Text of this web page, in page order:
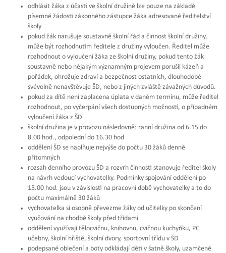
odhlásit žáka z účasti ve školní družině lze pouze na základě
písemné žádosti zákonného zástupce žáka adresované ředitelství
školy
pokud žák narušuje soustavně školní řád a činnost školní družiny,
může být rozhodnutím ředitele z družiny vyloučen. Ředitel může
rozhodnout o vyloučení žáka ze školní družiny, pokud tento žák
soustavně nebo nějakým významným projevem porušil kázeň a
pořádek, ohrožuje zdraví a bezpečnost ostatních, dlouhodobě
svévolně nenavštěvuje ŠD, nebo z jiných zvláště závažných důvodů.
pokud za dítě není zaplacena úplata v daném termínu, může ředitel
rozhodnout, po vyčerpání všech dostupných možností, o případném
vyloučení žáka z ŠD
školní družina je v provozu následovně: ranní družina od 6.15 do
8.00 hod., odpolední do 16.30 hod
oddělení ŠD se naplňuje nejvýše do počtu 30 žáků denně
přítomných
rozsah denního provozu ŠD a rozvrh činnosti stanovuje ředitel školy
na návrh vedoucí vychovatelky. Podmínky spojování oddělení po
15.00 hod. jsou v závislosti na pracovní době vychovatelky a to do
počtu maximálně 30 žáků
vychovatelka si osobně převezme žáky od učitelky po skončení
vyučování na chodbě školy před třídami
oddělení využívají tělocvičnu, knihovnu, cvičnou kuchyňku, PC
učebny, školní hřiště, školní dvory, sportovní třídu v ŠD
podepsané oblečení a boty odkládají děti v šatně školy, uzamčené